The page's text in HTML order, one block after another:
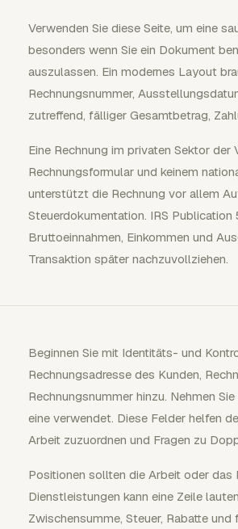
Verwenden Sie diese Seite, um eine
besonders wenn Sie ein Dokument
auszulassen. Ein modernes Layout
Rechnungsnummer,
zutreffend, fälliger Gesamtbetrag,
Eine Rechnung im privaten Sektor
Rechnungsformular und keinem
unterstützt die Rechnung vor allem
Steuerdokumentation. IRS
Bruttoeinnahmen, Einkommen und
Transaktion später nachzuvollziehen.
Beginnen Sie mit Identitäts- und
Rechnungsadresse des Kunden,
Rechnungsnummer hinzu. Nehmen
eine verwendet. Diese Felder helfen
Arbeit zuzuordnen und Fragen zu
Positionen sollten die Arbeit oder das
Dienstleistungen kann eine Zeile
Zwischensumme, Steuer, Rabatte